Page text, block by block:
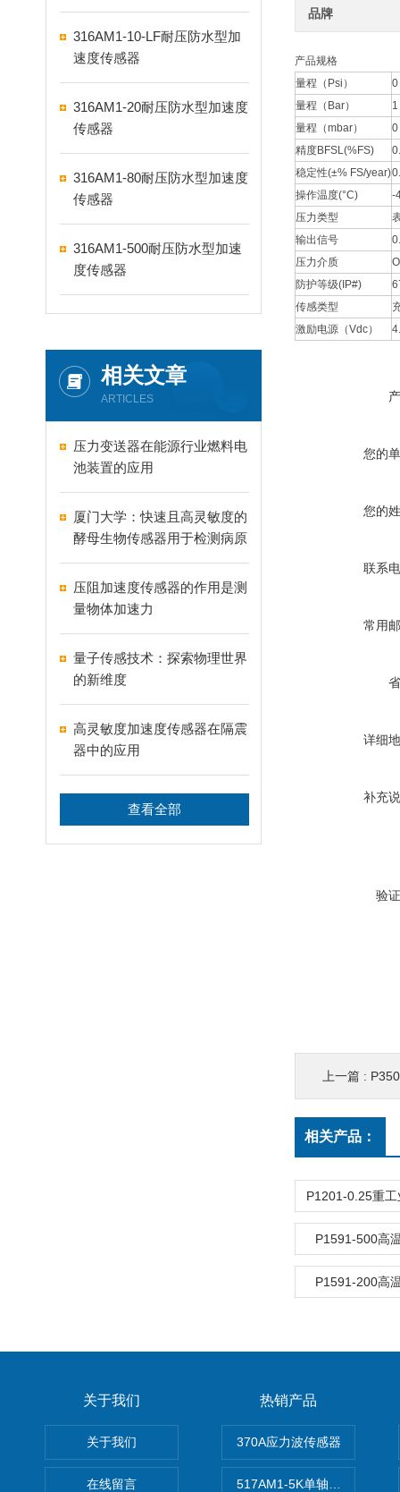
316AM1-10-LF耐压防水型加
速度传感器
316AM1-20耐压防水型加速度
传感器
316AM1-80耐压防水型加速度
传感器
316AM1-500耐压防水型加速
度传感器
相关文章
ARTICLES
压力变送器在能源行业燃料电
池装置的应用
厦门大学：快速且高灵敏度的
酵母生物传感器用于检测病原
真菌
压阻加速度传感器的作用是测
量物体加速力
量子传感技术：探索物理世界
的新维度
高灵敏度加速度传感器在隔震
器中的应用
查看全部
品牌
产品规格
量程（Psi）
0
量程（Bar）
1
量程（mbar）
0
精度BFSL(%FS)
稳定性(±% FS/year)
操作温度(°C)
-
压力类型
输出信号
压力介质
防护等级(IP#)
传感类型
激励电源（Vdc）
您的
您的
联系
常用
详细
补充
验
上一篇 :
相关产品：
P1591-500高
P1591-200高
关于我们
关于我们
在线留言
热销产品
370A应力波传感器
517AM1-5K单轴冲击IEPE加